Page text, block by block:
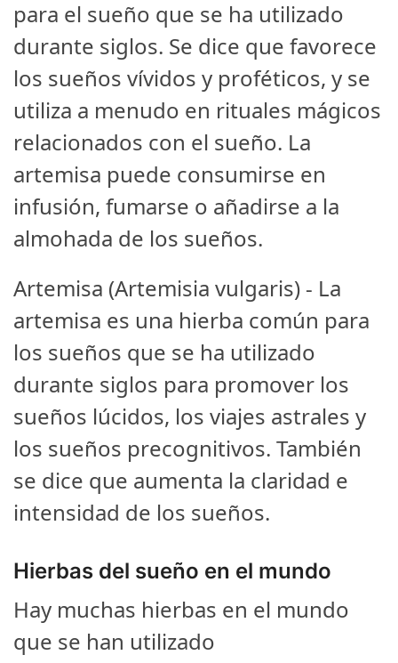
para el sueño que se ha utilizado
durante siglos. Se dice que favorece
los sueños vívidos y proféticos, y se
utiliza a menudo en rituales mágicos
relacionados con el sueño. La
artemisa puede consumirse en
infusión, fumarse o añadirse a la
almohada de los sueños.
Artemisa (Artemisia vulgaris) - La
artemisa es una hierba común para
los sueños que se ha utilizado
durante siglos para promover los
sueños lúcidos, los viajes astrales y
los sueños precognitivos. También
se dice que aumenta la claridad e
intensidad de los sueños.
Hierbas del sueño en el mundo
Hay muchas hierbas en el mundo
que se han utilizado